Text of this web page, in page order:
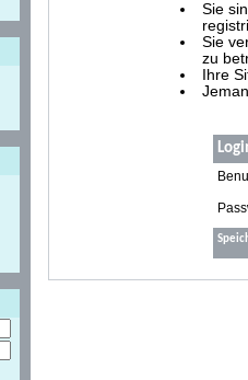
Sie
Sie
zu
Ihre